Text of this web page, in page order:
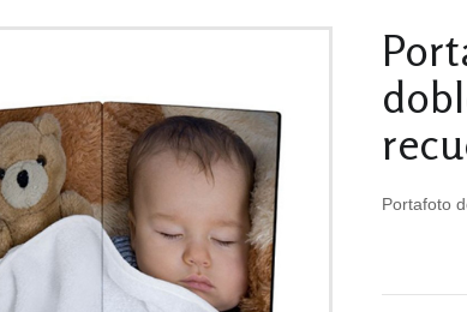
Portafoto